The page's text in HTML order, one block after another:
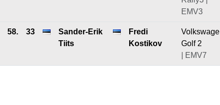
EMV3
58. 33
Sander-Erik
Tiits
Fredi
Kostikov
Golf 2
| EMV7